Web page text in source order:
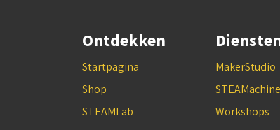
Ontdekken
Startpagina
Shop
STEAMLab
MakerStudio
STEAMachine
Workshops